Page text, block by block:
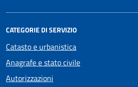
CATEGORIE DI SERVIZIO
Catasto e urbanistica
Anagrafe e stato civile
Autorizzazioni